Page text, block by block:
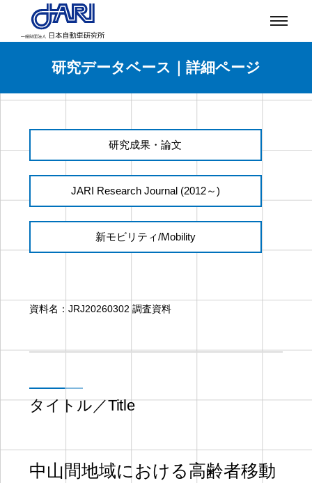
研究データベース｜詳細ページ
研究成果・論文
JARI Research Journal (2012～)
新モビリティ/Mobility
資料名： JRJ20260302 調査資料
タイトル／Title
中山間地域における高齢者移動